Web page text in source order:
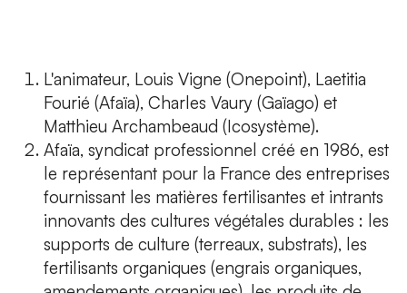
L'animateur, Louis Vigne (Onepoint), Laetitia
Fourié (Afaïa), Charles Vaury (Gaïago) et
Matthieu Archambeaud (Icosystème).
Afaïa, syndicat professionnel créé en 1986, est
le représentant pour la France des entreprises
fournissant les matières fertilisantes et intrants
innovants des cultures végétales durables : les
supports de culture (terreaux, substrats), les
fertilisants organiques (engrais organiques,